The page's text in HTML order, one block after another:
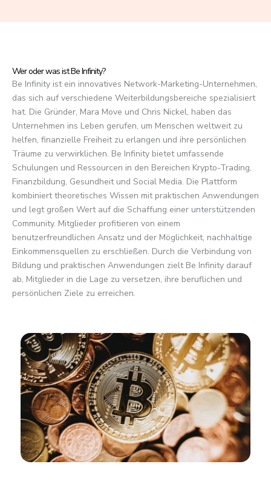
5
Wer oder was ist Be Infinity?
Be Infinity ist ein innovatives Network-Marketing-Unternehmen,
das sich auf verschiedene Weiterbildungsbereiche spezialisiert
hat. Die Gründer, Mara Move und Chris Nickel, haben das
Unternehmen ins Leben gerufen, um Menschen weltweit zu
helfen, finanzielle Freiheit zu erlangen und ihre persönlichen
Träume zu verwirklichen. Be Infinity bietet umfassende
Schulungen und Ressourcen in den Bereichen Krypto-Trading,
Finanzbildung, Gesundheit und Social Media. Die Plattform
kombiniert theoretisches Wissen mit praktischen Anwendungen
und legt großen Wert auf die Schaffung einer unterstützenden
Community. Mitglieder profitieren von einem
benutzerfreundlichen Ansatz und der Möglichkeit, nachhaltige
Einkommensquellen zu erschließen. Durch die Verbindung von
Bildung und praktischen Anwendungen zielt Be Infinity darauf
ab, Mitglieder in die Lage zu versetzen, ihre beruflichen und
persönlichen Ziele zu erreichen.